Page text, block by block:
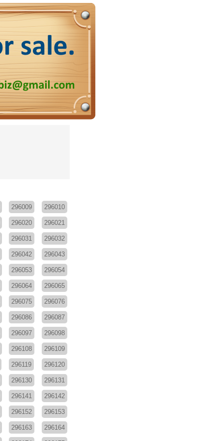
296009 296010
296020 296021
296031 296032
296042 296043
296053 296054
296064 296065
296075 296076
296086 296087
296097 296098
296108 296109
296119 296120
296130 296131
296141 296142
296152 296153
296163 296164